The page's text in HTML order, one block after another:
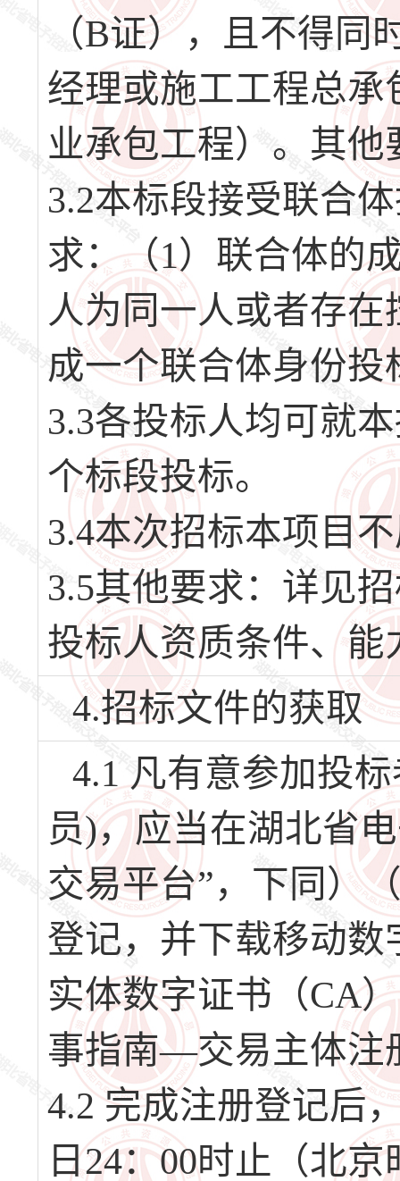
（B证），且不得
经理或施工工程总
业承包工程）。其
3.2本标段接受联合
求：（1）联合体的
人为同一人或者存
成一个联合体身份
3.3各投标人均可就
个标段投标。
3.4本次招标本项目
3.5其他要求：详见
投标人资质条件、能
4.招标文件的获取
4.1 凡有意参加投
员)，应当在湖北省
交易平台”，下同）
登记，并下载移动
实体数字证书（CA
事指南—交易主体注
4.2 完成注册登记后
日24：00时止（北